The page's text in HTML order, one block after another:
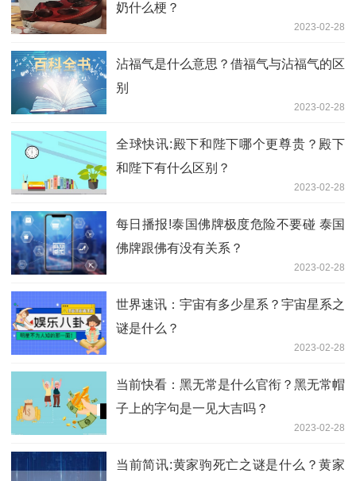
奶什么梗？
2023-02-28
沾福气是什么意思？借福气与沾福气的区
别
2023-02-28
全球快讯:殿下和陛下哪个更尊贵？殿下
和陛下有什么区别？
2023-02-28
每日播报!泰国佛牌极度危险不要碰 泰国
佛牌跟佛有没有关系？
2023-02-28
世界速讯：宇宙有多少星系？宇宙星系之
谜是什么？
2023-02-28
当前快看：黑无常是什么官衔？黑无常帽
子上的字句是一见大吉吗？
2023-02-28
当前简讯:黄家驹死亡之谜是什么？黄家